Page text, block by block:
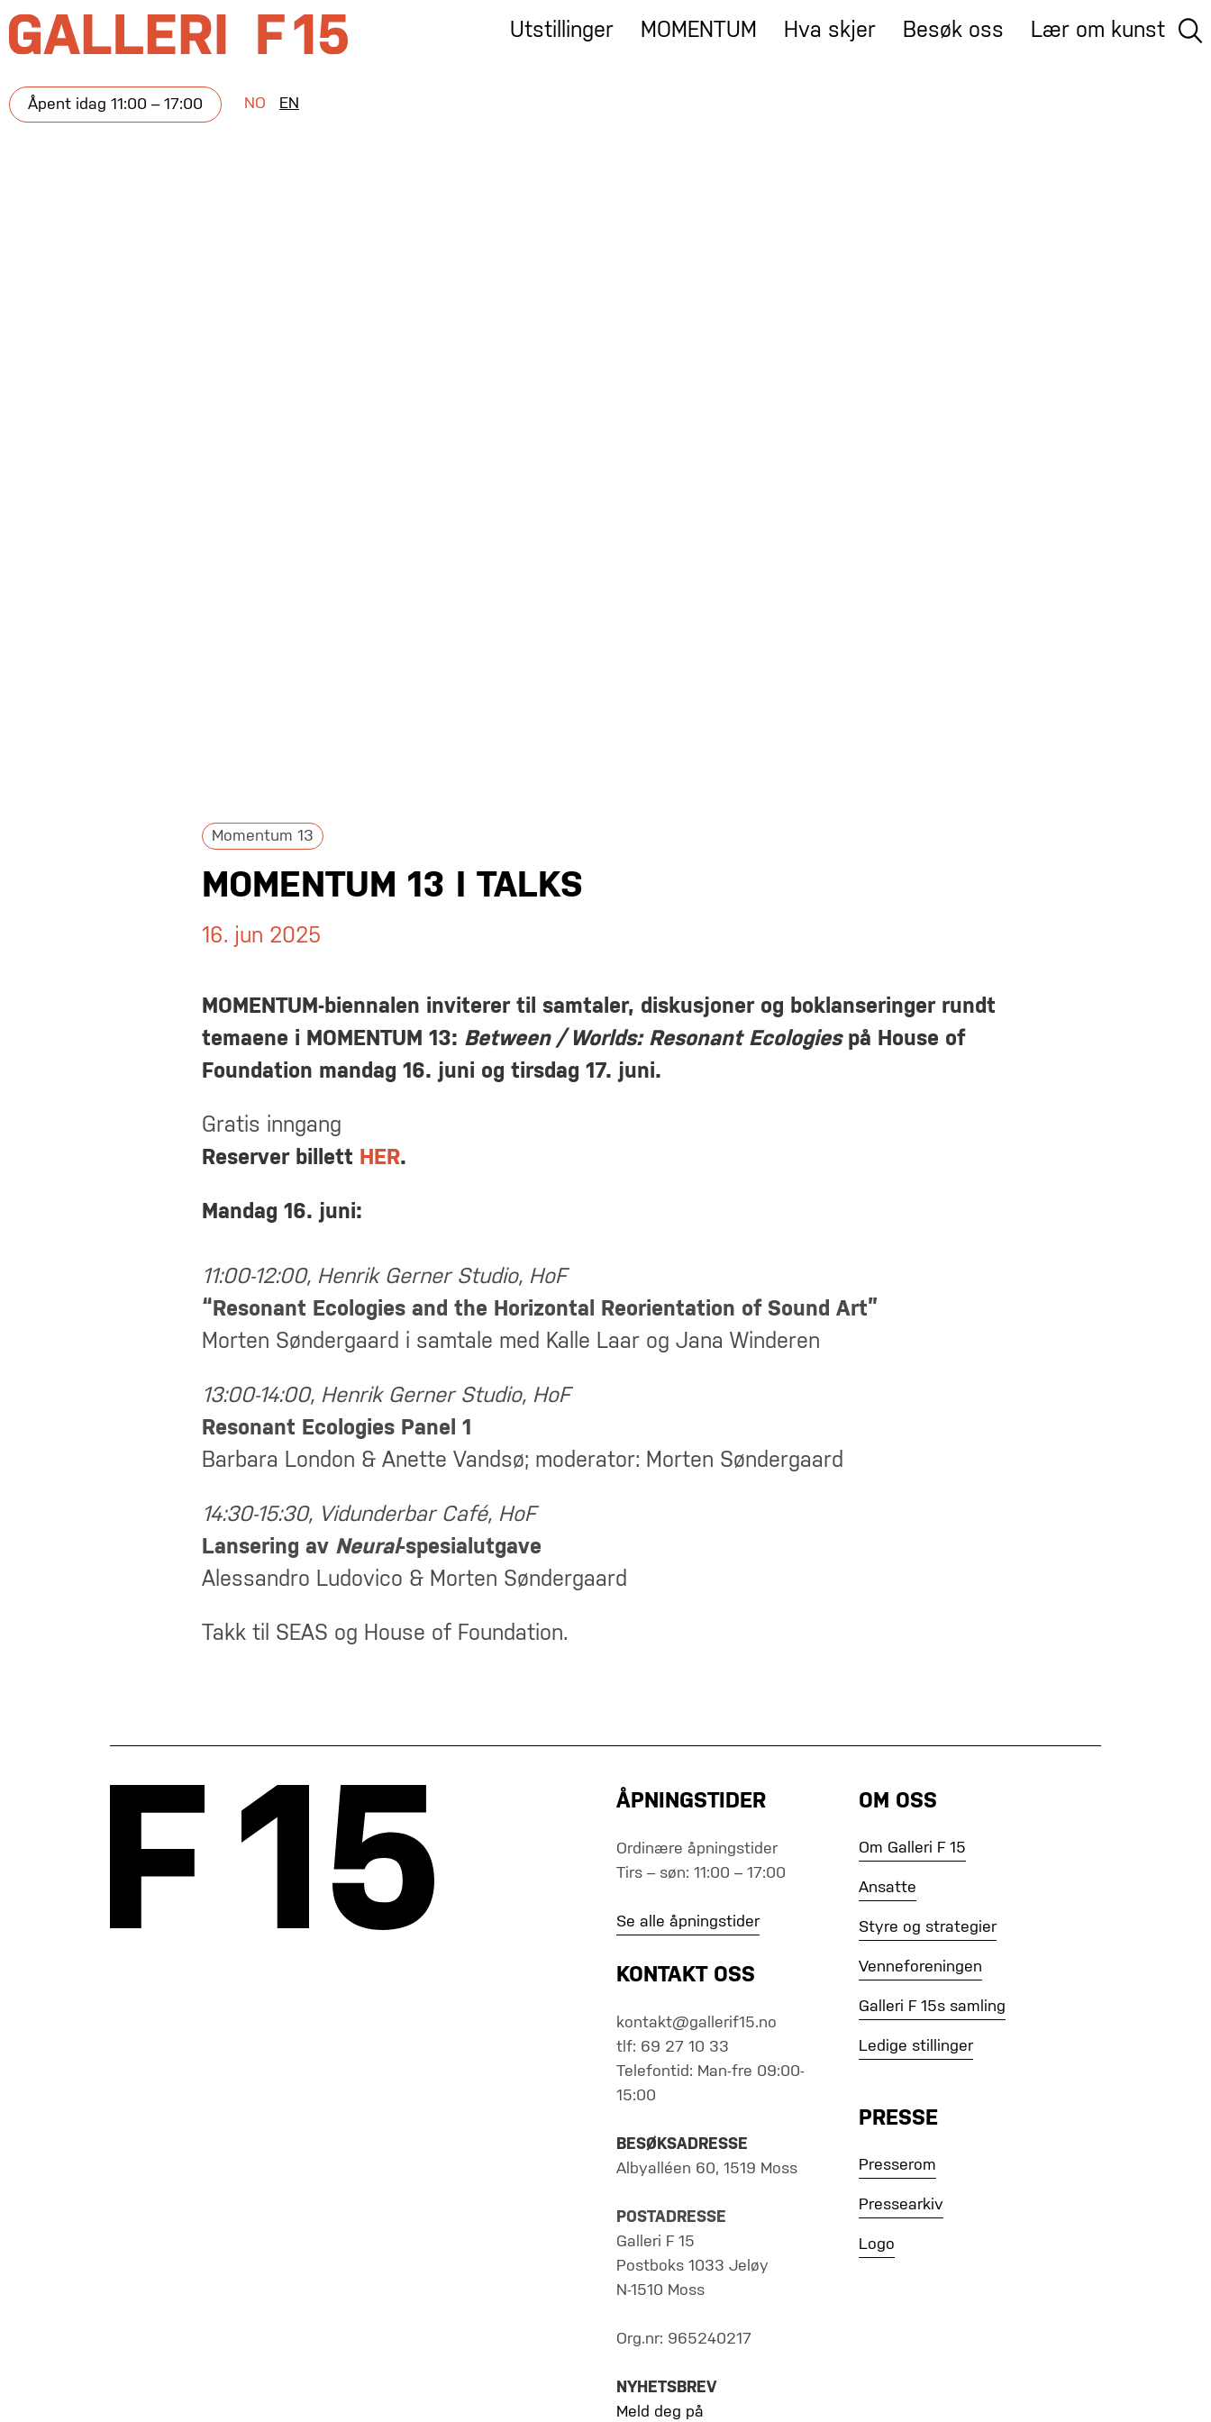
Utstillinger MOMENTUM Hva skjer Besøk oss Lær om kunst
Åpent idag 11:00 – 17:00 NO EN
Momentum 13
MOMENTUM 13 I TALKS
16. jun 2025
MOMENTUM-biennalen inviterer til samtaler, diskusjoner og boklanseringer rundt
temaene i MOMENTUM 13: Between / Worlds: Resonant Ecologies på House of
Foundation mandag 16. juni og tirsdag 17. juni.
Gratis inngang
Reserver billett HER.
Mandag 16. juni:
11:00-12:00, Henrik Gerner Studio, HoF
“Resonant Ecologies and the Horizontal Reorientation of Sound Art”
Morten Søndergaard i samtale med Kalle Laar og Jana Winderen
13:00-14:00, Henrik Gerner Studio, HoF
Resonant Ecologies Panel 1
Barbara London & Anette Vandsø; moderator: Morten Søndergaard
14:30-15:30, Vidunderbar Café, HoF
Lansering avNeural-spesialutgave
Alessandro Ludovico & Morten Søndergaard
Takk til SEAS og House of Foundation.
ÅPNINGSTIDER
Ordinære åpningstider
Tirs – søn: 11:00 – 17:00
Se alle åpningstider
KONTAKT OSS
kontakt@gallerif15.no
tlf: 69 27 10 33
Telefontid: Man-fre 09:00-
15:00
BESØKSADRESSE
Albyalléen 60, 1519 Moss
POSTADRESSE
Galleri F 15
Postboks 1033 Jeløy
N-1510 Moss
Org.nr: 965240217
NYHETSBREV
Meld deg på
OM OSS
Om Galleri F 15
Ansatte
Styre og strategier
Venneforeningen
Galleri F 15s samling
Ledige stillinger
PRESSE
Presserom
Pressearkiv
Logo